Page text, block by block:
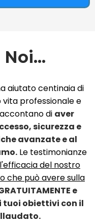
aiutato centinaia di
professionale e
di aver
sicurezza e
avanzate e al
Le testimonianze
del nostro
che può avere sulla
e
tuoi obiettivi con il